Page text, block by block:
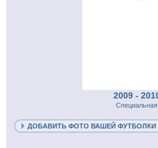
2009 -
Специальная
ДОБАВИТЬ ФОТО ВАШЕЙ ФУТБОЛКИ